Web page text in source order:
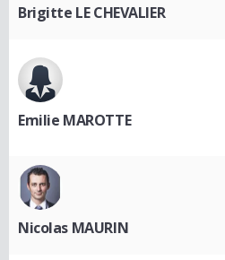
Brigitte LE CHEVALIER
Emilie MAROTTE
Nicolas MAURIN